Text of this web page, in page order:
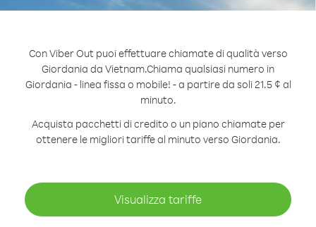
Con Viber Out puoi effettuare chiamate di qualità verso
Giordania da Vietnam.Chiama qualsiasi numero in
Giordania - linea fissa o mobile! - a partire da soli 21.5 ¢ al
minuto.
Acquista pacchetti di credito o un piano chiamate per
ottenere le migliori tariffe al minuto verso Giordania.
Visualizza tariffe